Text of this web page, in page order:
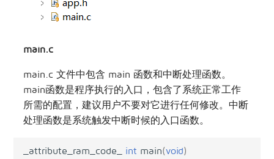
main.c
main.c 文件中包含 main 函数和中断处理函数。
main函数是程序执行的入口，包含了系统正常工作
所需的配置，建议用户不要对它进行任何修改。中断
处理函数是系统触发中断时候的入口函数。
_attribute_ram_code_ int main(void)